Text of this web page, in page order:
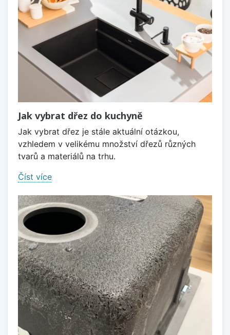
Jak vybrat dřez do kuchyně
Jak vybrat dřez je stále aktuální otázkou,
vzhledem v velikému množství dřezů různých
tvarů a materiálů na trhu.
Číst více